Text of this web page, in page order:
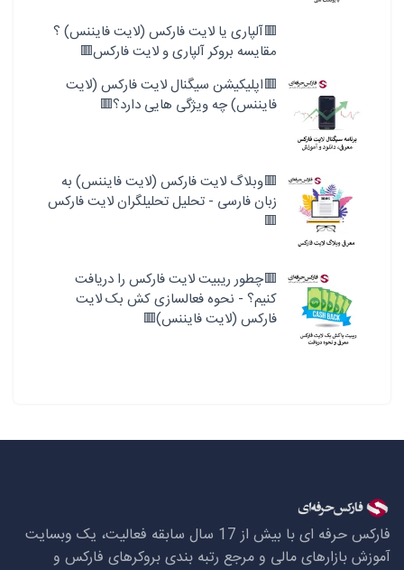
🟥آلپاری یا لایت فارکس (لایت فایننس) ؟
مقایسه بروکر آلپاری و لایت فارکس🟥
🟥اپلیکیشن سیگنال لایت فارکس (لایت
فایننس) چه ویژگی هایی دارد؟🟥
🟥وبلاگ لایت فارکس (لایت فایننس) به
زبان فارسی - تحلیل تحلیلگران لایت فارکس
🟥
🟥چطور ریبیت لایت فارکس را دریافت
کنیم؟ - نحوه فعالسازی کش بک لایت
فارکس (لایت فایننس)🟥
فارکس حرفه ای با بیش از 17 سال سابقه فعالیت، یک وبسایت
آموزش بازارهای مالی و مرجع رتبه بندی بروکرهای فارکس و